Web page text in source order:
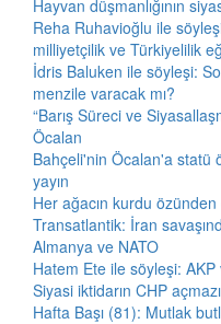
Hayvan düşmanlığının
Reha Ruhavioğlu ile
milliyetçilik ve Türkiyelilik
İdris Baluken ile söyleşi:
menzile varacak mı?
“Barış Süreci ve
Öcalan
Bahçeli'nin Öcalan'a statü
yayın
Her ağacın kurdu
Transatlantik: İran
Almanya ve NATO
Hatem Ete ile söyleşi: AKP
Siyasi iktidarın CHP açmazı
Hafta Başı (81): Mutlak